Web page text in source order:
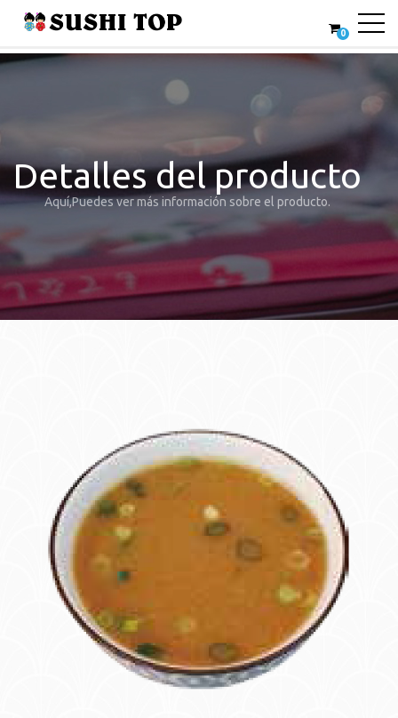
0
Detalles del producto
Aquí,Puedes ver más información sobre el producto.